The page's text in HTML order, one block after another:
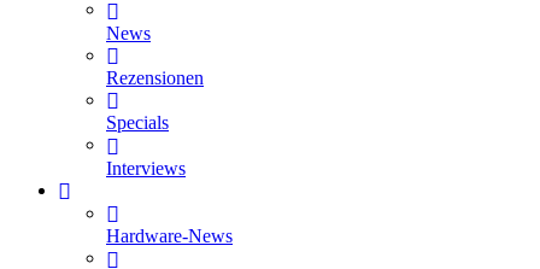
News
Rezensionen
Specials
Interviews
Hardware-News